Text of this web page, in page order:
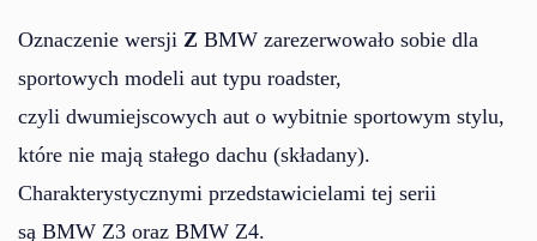
Oznaczenie wersji Z BMW zarezerwowało sobie dla
sportowych modeli aut typu roadster,
czyli dwumiejscowych aut o wybitnie sportowym stylu,
które nie mają stałego dachu (składany).
Charakterystycznymi przedstawicielami tej serii
są BMW Z3 oraz BMW Z4.